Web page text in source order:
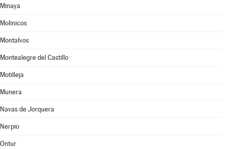
Minaya
Molinicos
Montalvos
Montealegre del Castillo
Motilleja
Munera
Navas de Jorquera
Nerpio
Ontur